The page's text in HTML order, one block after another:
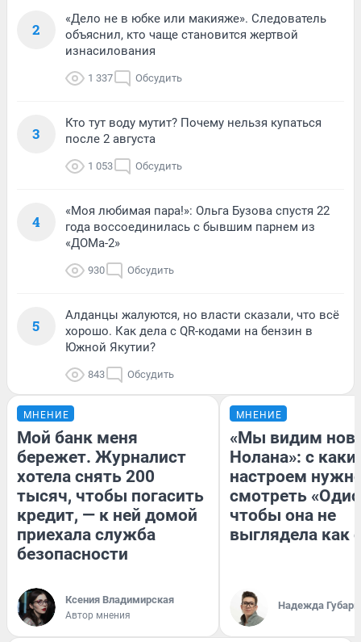
2
«Дело не в юбке или макияже». Следователь
объяснил, кто чаще становится жертвой
изнасилования
1 337 Обсудить
3
Кто тут воду мутит? Почему нельзя купаться
после 2 августа
1 053 Обсудить
4
«Моя любимая пара!»: Ольга Бузова спустя 22
года воссоединилась с бывшим парнем из
«ДОМа-2»
930 Обсудить
5
Алданцы жалуются, но власти сказали, что всё
хорошо. Как дела с QR-кодами на бензин в
Южной Якутии?
843 Обсудить
МНЕНИЕ
Мой банк меня
бережет. Журналист
хотела снять 200
тысяч, чтобы погасить
кредит, — к ней домой
приехала служба
безопасности
Ксения Владимирская
Автор мнения
МНЕНИЕ
«Мы видим
Нолана»: с
настроем
смотреть
чтобы она не
выглядела как
Надежда Губарь